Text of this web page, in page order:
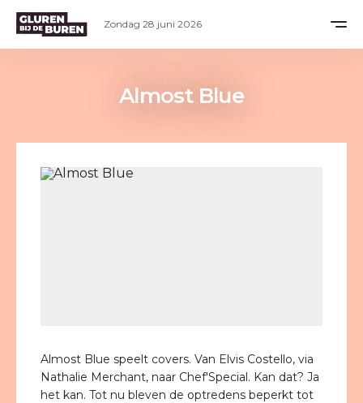
Almost Blue
Almost Blue speelt covers. Van Elvis Costello, via
Nathalie Merchant, naar Chef'Special. Kan dat? Ja
het kan. Tot nu bleven de optredens beperkt tot
Zondag 28 juni 2026